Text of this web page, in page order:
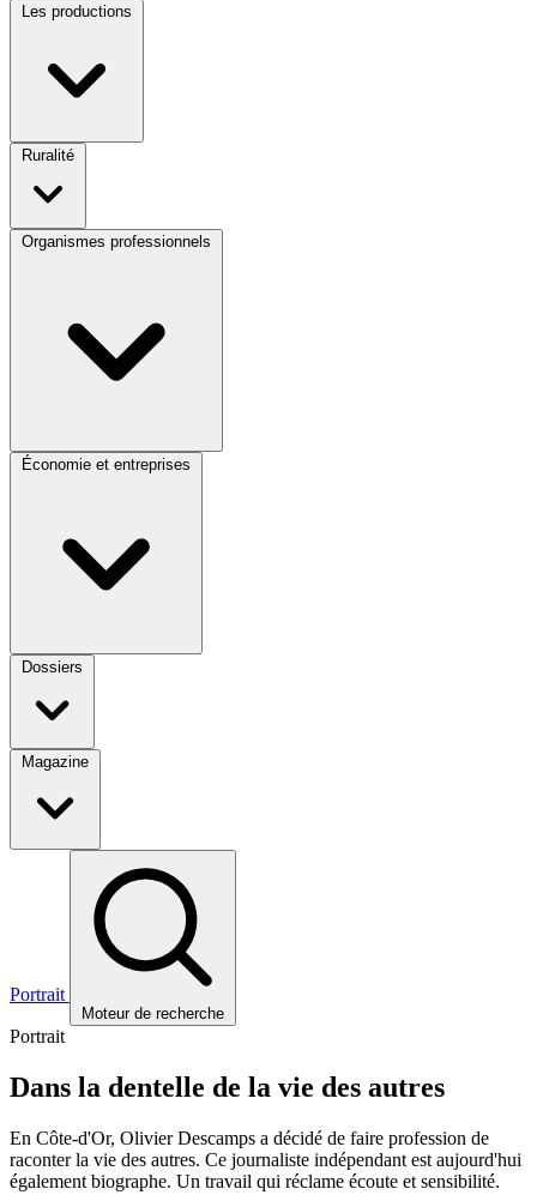
Les productions
Ruralité
Organismes professionnels
Économie et entreprises
Dossiers
Magazine
Portrait
Moteur de recherche
Portrait
Dans la dentelle de la vie des autres
En Côte-d'Or, Olivier Descamps a décidé de faire profession de
raconter la vie des autres. Ce journaliste indépendant est aujourd'hui
également biographe. Un travail qui réclame écoute et sensibilité.